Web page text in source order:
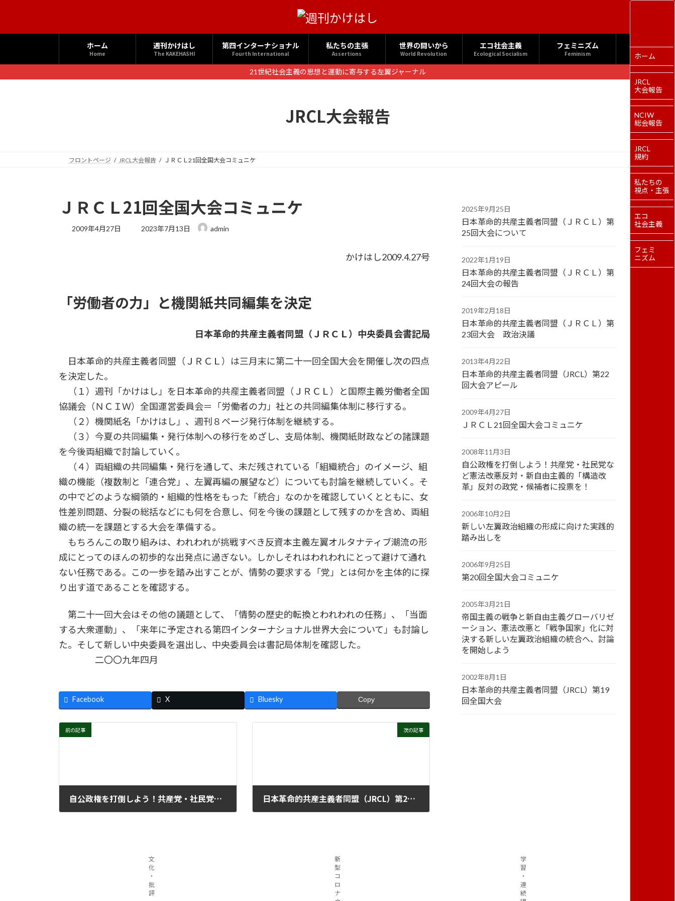
へ
ス
ョ
ン
ホーム
Home
週刊かけはし
The KAKEHASHI
第四インターナショナル
Fourth International
私たちの主張
Assertions
世界の闘いから
World Revolution
エコ社会主義
Ecological Socialism
フェミニズム
Feminism
21世紀社会主義の思想と運動に寄与する左翼ジャーナル
JRCL大会報告
フロントページ JRCL大会報告 ＪＲＣＬ21回全国大会コミュニケ
ＪＲＣＬ21回全国大会コミュニケ
2009年4月27日
最
2023年7月13日 admin
かけはし2009.4.27号
「労働者の力」と機関紙共同編集を決定
日本革命的共産主義者同盟（ＪＲＣＬ）中央委員会書記局
日本革命的共産主義者同盟（ＪＲＣＬ）は三月末に第二十一回全国大会を開催し次の四点
を決定した。
（１）週刊「かけはし」を日本革命的共産主義者同盟（ＪＲＣＬ）と国際主義労働者全国
協議会（ＮＣＩＷ）全国運営委員会＝「労働者の力」社との共同編集体制に移行する。
（２）機関紙名「かけはし」、週刊８ページ発行体制を継続する。
（３）今夏の共同編集・発行体制への移行をめざし、支局体制、機関紙財政などの諸課題
を今後両組織で討論していく。
（４）両組織の共同編集・発行を通して、未だ残されている「組織統合」のイメージ、組
織の機能（複数制と「連合党」、左翼再編の展望など）についても討論を継続していく。そ
の中でどのような綱領的・組織的性格をもった「統合」なのかを確認していくとともに、女
性差別問題、分裂の総括などにも何を合意し、何を今後の課題として残すのかを含め、両組
織の統一を課題とする大会を準備する。
もちろんこの取り組みは、われわれが挑戦すべき反資本主義左翼オルタナティブ潮流の形
成にとってのほんの初歩的な出発点に過ぎない。しかしそれはわれわれにとって避けて通れ
ない任務である。この一歩を踏み出すことが、情勢の要求する「党」とは何かを主体的に探
り出す道であることを確認する。
第二十一回大会はその他の議題として、「情勢の歴史的転換とわれわれの任務」、「当面
する大衆運動」、「来年に予定される第四インターナショナル世界大会について」も討論し
た。そして新しい中央委員を選出し、中央委員会は書記局体制を確認した。
二〇〇九年四月
Facebook X Bluesky Copy
前の記事
自公政権を打倒しよう！共産党・社民党など憲法改悪反対・新自由主義的「構造改革」反対の政党・候補者に投票を！
次の記事
日本革命的共産主義者同盟（JRCL）第22回大会アピール
2025年9月25日
日本革命的共産主義者同盟（ＪＲＣＬ）第
25回大会について
2022年1月19日
日本革命的共産主義者同盟（ＪＲＣＬ）第
24回大会の報告
2019年2月18日
日本革命的共産主義者同盟（ＪＲＣＬ）第
23回大会 政治決議
2013年4月22日
日本革命的共産主義者同盟（JRCL）第22
回大会アピール
2009年4月27日
ＪＲＣＬ21回全国大会コミュニケ
2008年11月3日
自公政権を打倒しよう！共産党・社民党な
ど憲法改悪反対・新自由主義的「構造改
革」反対の政党・候補者に投票を！
2006年10月2日
新しい左翼政治組織の形成に向けた実践的
踏み出しを
2006年9月25日
第20回全国大会コミュニケ
2005年3月21日
帝国主義の戦争と新自由主義グローバリゼ
ーション、憲法改悪と「戦争国家」化に対
決する新しい左翼政治組織の統合へ、討論
を開始しよう
2002年8月1日
日本革命的共産主義者同盟（JRCL）第19
回全国大会
文
化
・
批
評
新
型
コ
ロ
ナ
学
習
・
連
続
ホーム
JRCL
大会報告
NCIW
総会報告
JRCL
規約
私たちの
視点・主張
エコ
社会主義
フェミ
ニズム